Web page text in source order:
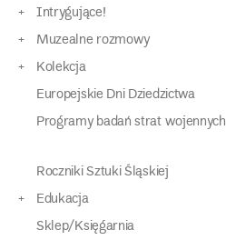
Intrygujące!
Muzealne rozmowy
Kolekcja
Europejskie Dni Dziedzictwa
Programy badań strat wojennych
Roczniki Sztuki Śląskiej
Edukacja
Sklep/Księgarnia